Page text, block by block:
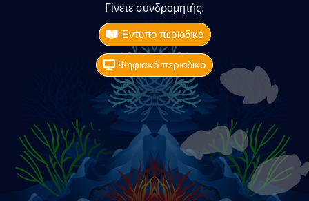
Γίνετε συνδρομητής:
Έντυπο περιοδικό
Ψηφιακό περιοδικό